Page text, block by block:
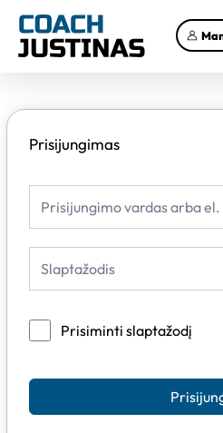
prie
turinio
Prisijungimas
Prisiminti slaptažodį